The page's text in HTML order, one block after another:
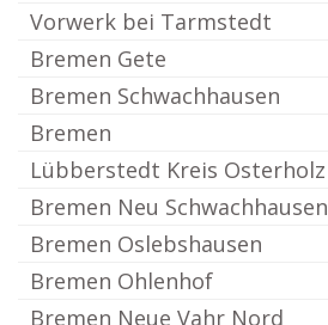
Vorwerk bei Tarmstedt
Bremen Gete
Bremen Schwachhausen
Bremen
Lübberstedt Kreis Osterholz
Bremen Neu Schwachhausen
Bremen Oslebshausen
Bremen Ohlenhof
Bremen Neue Vahr Nord